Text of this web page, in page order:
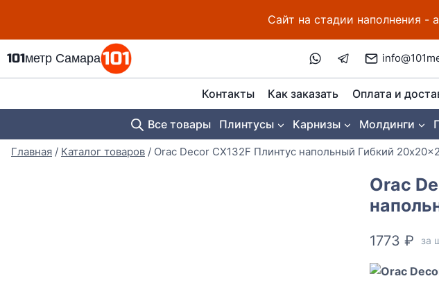
содержимому
Сайт на стадии наполнения -
101метр Самара
Контакты Как заказать Оплата и
Все товары Плинтусы Карнизы Молдинги
Главная / Каталог товаров / Orac Decor CX132F Плинтус напольный Гибкий
Orac
1773 ₽ за